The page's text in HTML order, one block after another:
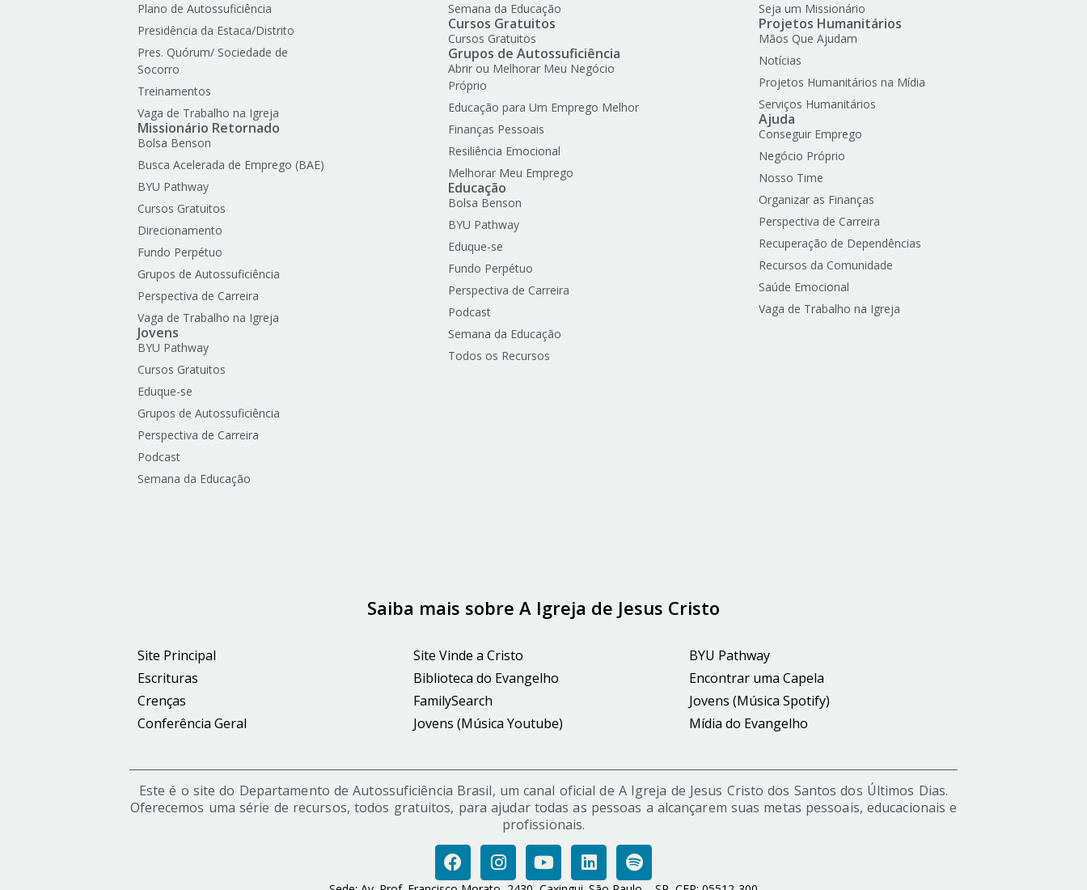
Plano de Autossuficiência
Presidência da Estaca/Distrito
Pres. Quórum/ Sociedade de
Socorro
Treinamentos
Vaga de Trabalho na Igreja
Missionário Retornado
Bolsa Benson
Busca Acelerada de Emprego (BAE)
BYU Pathway
Cursos Gratuitos
Direcionamento
Fundo Perpétuo
Grupos de Autossuficiência
Perspectiva de Carreira
Vaga de Trabalho na Igreja
Jovens
BYU Pathway
Cursos Gratuitos
Eduque-se
Grupos de Autossuficiência
Perspectiva de Carreira
Podcast
Semana da Educação
Semana da Educação
Cursos Gratuitos
Cursos Gratuitos
Grupos de Autossuficiência
Abrir ou Melhorar Meu Negócio
Próprio
Educação para Um Emprego Melhor
Finanças Pessoais
Resiliência Emocional
Melhorar Meu Emprego
Educação
Bolsa Benson
BYU Pathway
Eduque-se
Fundo Perpétuo
Perspectiva de Carreira
Podcast
Semana da Educação
Todos os Recursos
Seja um Missionário
Projetos Humanitários
Mãos Que Ajudam
Notícias
Projetos Humanitários na Mídia
Serviços Humanitários
Ajuda
Conseguir Emprego
Negócio Próprio
Nosso Time
Organizar as Finanças
Perspectiva de Carreira
Recuperação de Dependências
Recursos da Comunidade
Saúde Emocional
Vaga de Trabalho na Igreja
Saiba mais sobre A Igreja de Jesus Cristo
Site Principal
Escrituras
Crenças
Conferência Geral
Site Vinde a Cristo
Biblioteca do Evangelho
FamilySearch
Jovens (Música Youtube)
BYU Pathway
Encontrar uma Capela
Jovens (Música Spotify)
Mídia do Evangelho
Este é o site do Departamento de Autossuficiência Brasil, um canal oficial de A Igreja de Jesus Cristo dos Santos dos Últimos Dias.
Oferecemos uma série de recursos, todos gratuitos, para ajudar todas as pessoas a alcançarem suas metas pessoais, educacionais e
profissionais.